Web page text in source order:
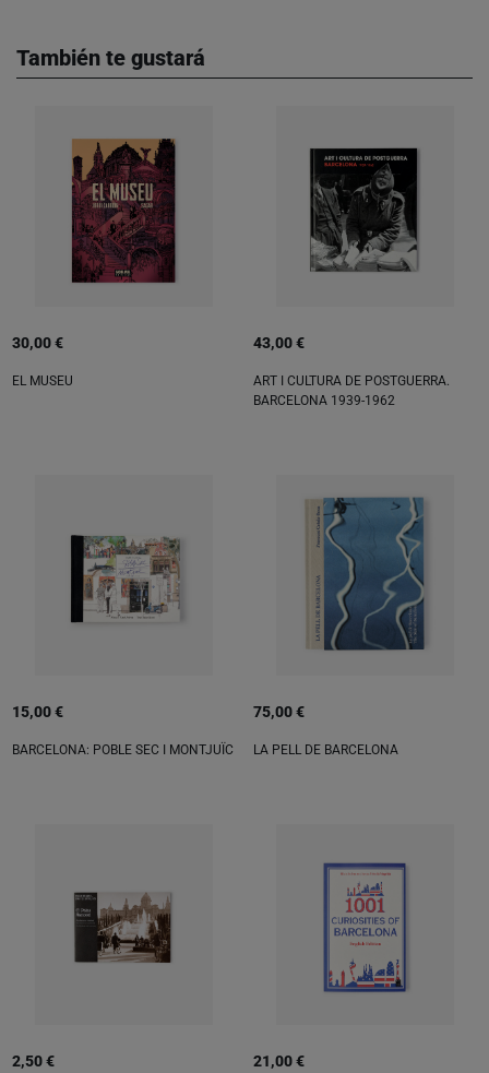
También te gustará
30,00 €
EL MUSEU
43,00 €
ART I CULTURA DE POSTGUERRA.
BARCELONA 1939-1962
15,00 €
BARCELONA: POBLE SEC I MONTJUÏC
75,00 €
LA PELL DE BARCELONA
2,50 € 21,00 €